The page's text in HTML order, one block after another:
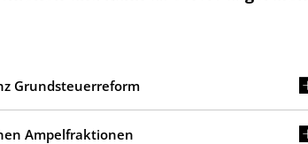
Grundsteuerreform
Ampelfraktionen